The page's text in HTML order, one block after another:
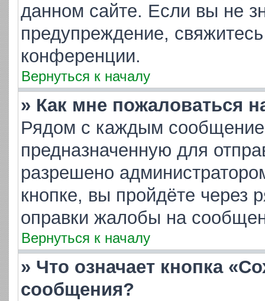
данном сайте. Если вы не
предупреждение,
конференции.
Вернуться к началу
» Как мне пожаловаться
Рядом с каждым
предназначенную для
разрешено
кнопке, вы пройдёте через
оправки жалобы на
Вернуться к началу
» Что означает кнопка
сообщения?